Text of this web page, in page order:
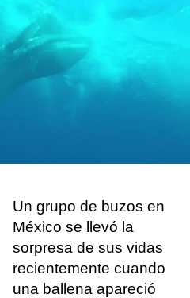
de 2021, 14:24
Un grupo de buzos en
México se llevó la
sorpresa de sus vidas
recientemente cuando
una ballena apareció